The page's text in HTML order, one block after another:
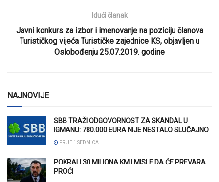
Idući članak
Javni konkurs za izbor i imenovanje na poziciju članova
Turističkog vijeća Turističke zajednice KS, objavljen u
Oslobođenju 25.07.2019. godine
NAJNOVIJE
SBB TRAŽI ODGOVORNOST ZA SKANDAL U
IGMANU: 780.000 EURA NIJE NESTALO SLUČAJNO
PRIJE 1 SEDMICA
POKRALI 30 MILIONA KM I MISLE DA ĆE PREVARA
PROĆI